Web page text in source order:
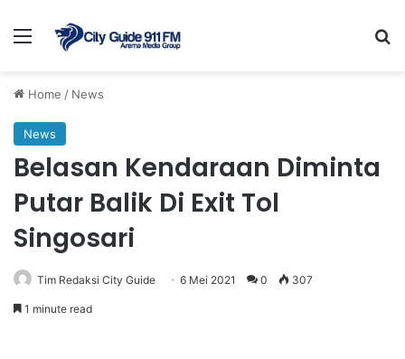
Menu
Home / News
News
Belasan Kendaraan Diminta
Putar Balik Di Exit Tol
Singosari
Tim Redaksi City Guide 6 Mei 2021 0 307
1 minute read